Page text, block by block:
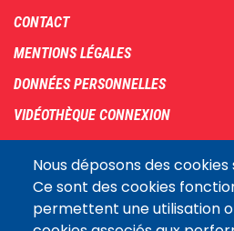
Nous déposons des
Ce sont des cookies
permettent une utilisation
Footer
menu
CONTACT
MENTIONS LÉGALES
DONNÉES PERSONNELLES
VIDÉOTHÈQUE CONNEXION
COOKIES